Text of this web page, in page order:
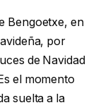
Bengoetxe, en
por
de Navidad
el momento
suelta a la